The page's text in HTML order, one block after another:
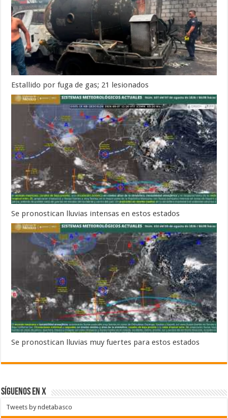
Estallido por fuga de gas; 21 lesionados
Se pronostican lluvias intensas en estos estados
Se pronostican lluvias muy fuertes para estos estados
SÍGUENOS EN X
Tweets by ndetabasco